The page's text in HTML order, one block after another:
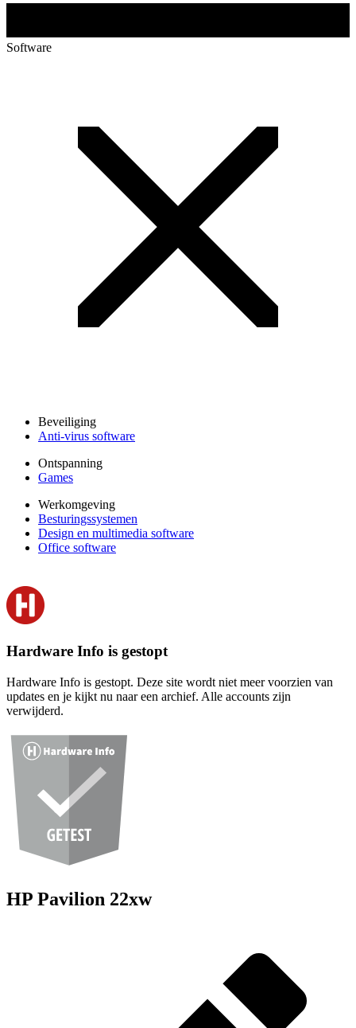
Software
Beveiliging
Anti-virus software
Ontspanning
Games
Werkomgeving
Besturingssystemen
Design en multimedia software
Office software
Hardware Info is gestopt
Hardware Info is gestopt. Deze site wordt niet meer voorzien van
updates en je kijkt nu naar een archief. Alle accounts zijn
verwijderd.
HP Pavilion 22xw